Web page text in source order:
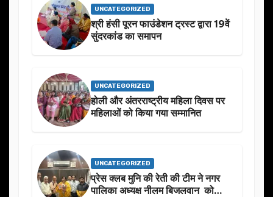
UNCATEGORIZED
श्री हंसी पूरन फाउंडेशन ट्रस्ट द्वारा 19वें
सुंदरकांड का समापन
UNCATEGORIZED
होली और अंतरराष्ट्रीय महिला दिवस पर
महिलाओं को किया गया सम्मानित
UNCATEGORIZED
प्रेस क्लब मुनि की रेती की टीम ने नगर
पालिका अध्यक्ष नीलम बिजलवान को